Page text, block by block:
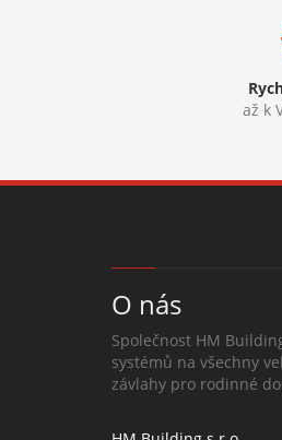
až k
O nás
Společnost HM
systémů na všechny
závlahy pro rodinné